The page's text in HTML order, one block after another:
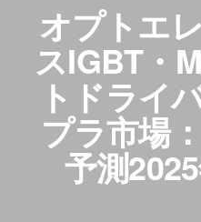
オプトエ
スIGBT・
トドライ
プラ市場
予測